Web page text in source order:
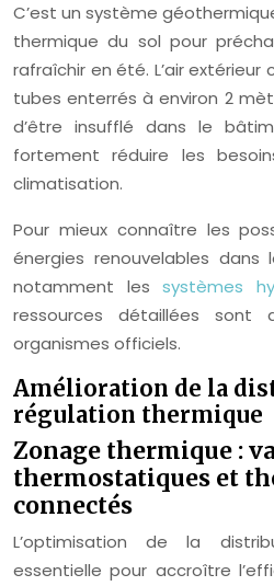
C’est un système
thermique du sol pour
rafraîchir en été. L’air extérieur
tubes enterrés à environ 2
d’être insufflé dans le
fortement réduire les
climatisation.
Pour mieux connaître les
énergies renouvelables dans
notamment les systèmes
ressources détaillées sont
organismes officiels.
Amélioration de la
régulation thermique
Zonage thermique :
thermostatiques et
connectés
L’optimisation de la
essentielle pour accroître